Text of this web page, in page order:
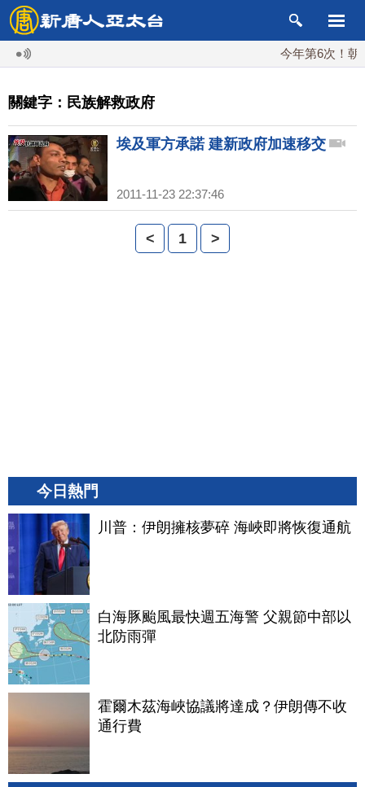
今年第6次！朝
關鍵字：民族解救政府
埃及軍方承諾 建新政府加速移交
2011-11-23 22:37:46
< 1 >
今日熱門
川普：伊朗擁核夢碎 海峽即將恢復通航
白海豚颱風最快週五海警 父親節中部以
北防雨彈
霍爾木茲海峽協議將達成？伊朗傳不收
通行費